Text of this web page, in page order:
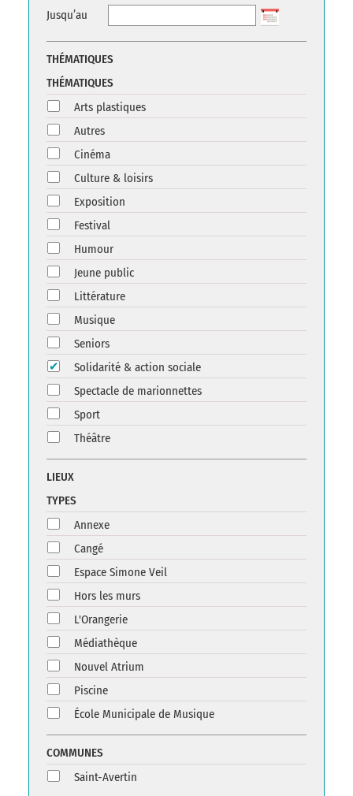
Jusqu’au
THÉMATIQUES
THÉMATIQUES
Arts plastiques
Autres
Cinéma
Culture & loisirs
Exposition
Festival
Humour
Jeune public
Littérature
Musique
Seniors
Solidarité & action sociale
Spectacle de marionnettes
Sport
Théâtre
LIEUX
TYPES
Annexe
Cangé
Espace Simone Veil
Hors les murs
L'Orangerie
Médiathèque
Nouvel Atrium
Piscine
École Municipale de Musique
COMMUNES
Saint-Avertin